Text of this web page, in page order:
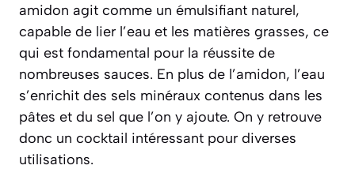
amidon agit comme un émulsifiant naturel,
capable de lier l’eau et les matières grasses, ce
qui est fondamental pour la réussite de
nombreuses sauces. En plus de l’amidon, l’eau
s’enrichit des sels minéraux contenus dans les
pâtes et du sel que l’on y ajoute. On y retrouve
donc un cocktail intéressant pour diverses
utilisations.